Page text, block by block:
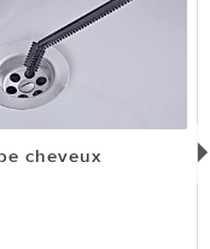
cheveux